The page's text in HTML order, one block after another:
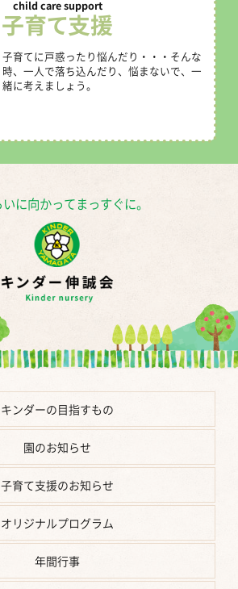
子育て支援
子育てに戸惑ったり悩んだり・・・そんな
時、一人で落ち込んだり、悩まないで、一
緒に考えましょう。
キンダーの目指すもの
園のお知らせ
子育て支援のお知らせ
オリジナルプログラム
年間行事